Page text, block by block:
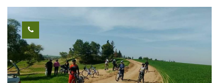
מיוחדות בחנות, להזמין סדנה זוגית או משפחתית באווירה של כיף! בסטודיו
מתקיימות סדנאות שונות בהתאם לבקשתכם; סדנאות מוצרי בטון -
עציצים בגדלים שונים, שלט לדלת, שעונים, תחתית לסיר ועוד. סדנאות
מוצרי עץ - מדף תלוי, תמונת חוטים דקורטיבית, קוביות השראה, מתלה
פותחן בירות, תחתיות לקפה ועוד. מוזיקה | פינת קפה | שירותים במקום
משך הסדנאות: שעה - שעה וחצי. גמיש לפי הצורך. מחיר: משתנה בהתאם
למספר המשתתפים בתיאום מראש. הסדנאות בתיאום מראש ב'-ה': 9:00-